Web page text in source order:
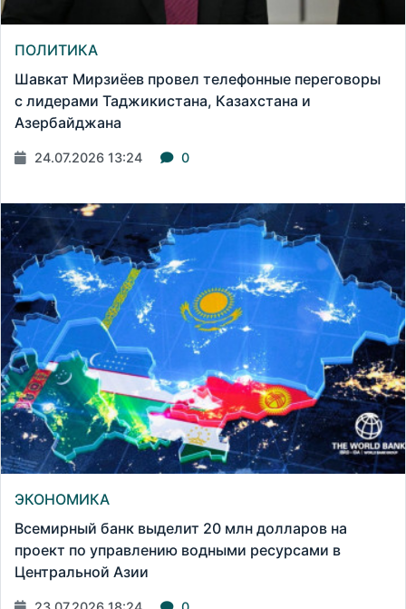
ПОЛИТИКА
Шавкат Мирзиёев провел телефонные переговоры
с лидерами Таджикистана, Казахстана и
Азербайджана
24.07.2026 13:24 0
ЭКОНОМИКА
Всемирный банк выделит 20 млн долларов на
проект по управлению водными ресурсами в
Центральной Азии